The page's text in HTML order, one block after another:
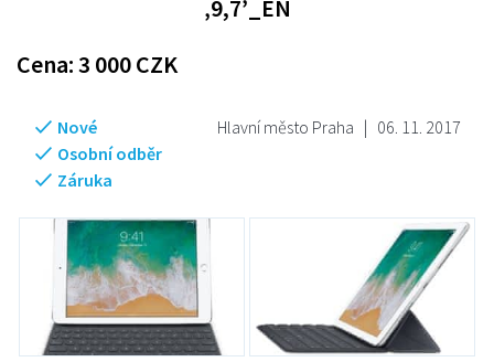
‚9,7’_EN
Cena:3 000CZK
Hlavní město Praha | 06. 11. 2017
Nové
Osobní odběr
Záruka